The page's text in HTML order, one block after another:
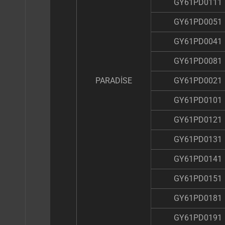
PARADİSE
GY61PD0111
GY61PD0051
GY61PD0041
GY61PD0081
GY61PD0021
GY61PD0101
GY61PD0121
GY61PD0131
GY61PD0141
GY61PD0151
GY61PD0181
GY61PD0191